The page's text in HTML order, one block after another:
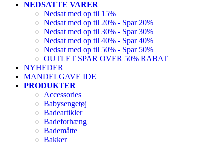
NEDSATTE VARER
Nedsat med op til 15%
Nedsat med op til 20% - Spar 20%
Nedsat med op til 30% - Spar 30%
Nedsat med op til 40% - Spar 40%
Nedsat med op til 50% - Spar 50%
OUTLET SPAR OVER 50% RABAT
NYHEDER
MANDELGAVE IDE
PRODUKTER
Accessories
Babysengetøj
Badeartikler
Badeforhæng
Bademåtte
Bakker